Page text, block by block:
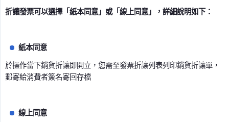
折讓發票可以選擇「紙本同意」或「線上同意」，詳細說明如下：
紙本同意
於操作當下銷貨折讓即開立，您需至發票折讓列表列印銷貨折讓單，
郵寄給消費者簽名寄回存檔
線上同意